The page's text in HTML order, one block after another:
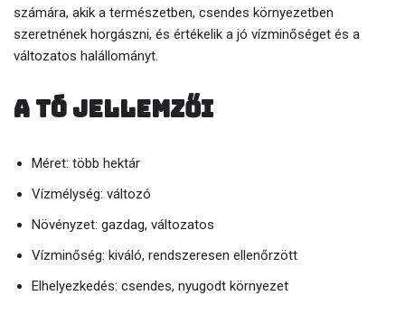
számára, akik a természetben, csendes környezetben
szeretnének horgászni, és értékelik a jó vízminőséget és a
változatos halállományt.
A tó jellemzői
Méret: több hektár
Vízmélység: változó
Növényzet: gazdag, változatos
Vízminőség: kiváló, rendszeresen ellenőrzött
Elhelyezkedés: csendes, nyugodt környezet